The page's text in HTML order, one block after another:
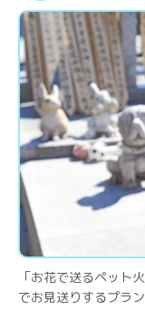
「お花で送るペット
でお見送りするプラン